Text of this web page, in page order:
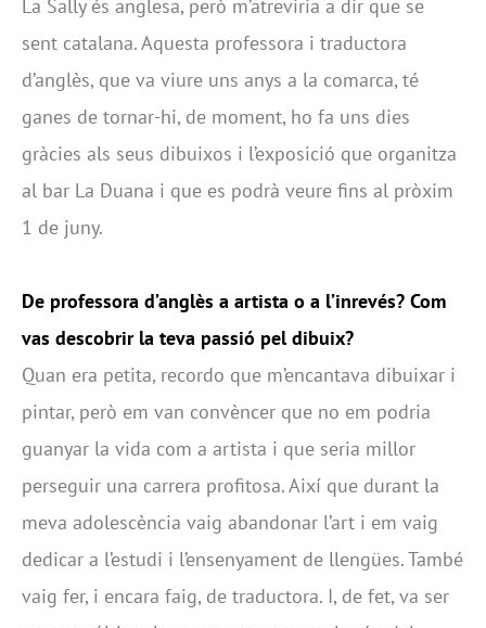
La Sally és anglesa, però m’atreviria a dir que se
sent catalana. Aquesta professora i traductora
d’anglès, que va viure uns anys a la comarca, té
ganes de tornar-hi, de moment, ho fa uns dies
gràcies als seus dibuixos i l’exposició que organitza
al bar La Duana i que es podrà veure fins al pròxim
1 de juny.
De professora d’anglès a artista o a l’inrevés? Com
vas descobrir la teva passió pel dibuix?
Quan era petita, recordo que m’encantava dibuixar i
pintar, però em van convèncer que no em podria
guanyar la vida com a artista i que seria millor
perseguir una carrera profitosa. Així que durant la
meva adolescència vaig abandonar l’art i em vaig
dedicar a l’estudi i l’ensenyament de llengües. També
vaig fer, i encara faig, de traductora. I, de fet, va ser